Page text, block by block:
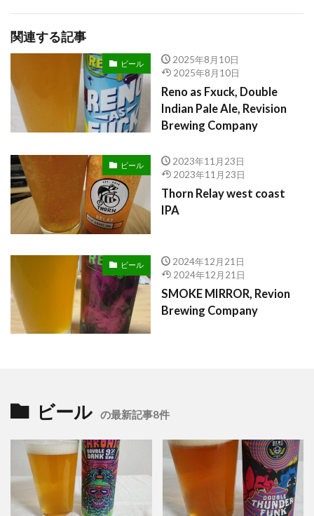
関連する記事
ビール
2025年8月10日
2025年8月10日
Reno as Fxuck, Double
Indian Pale Ale, Revision
Brewing Company
ビール
2023年11月23日
2023年11月23日
Thorn Relay west coast
IPA
ビール
2024年12月21日
2024年12月21日
SMOKE MIRROR, Revion
Brewing Company
ビール の最新記事8件